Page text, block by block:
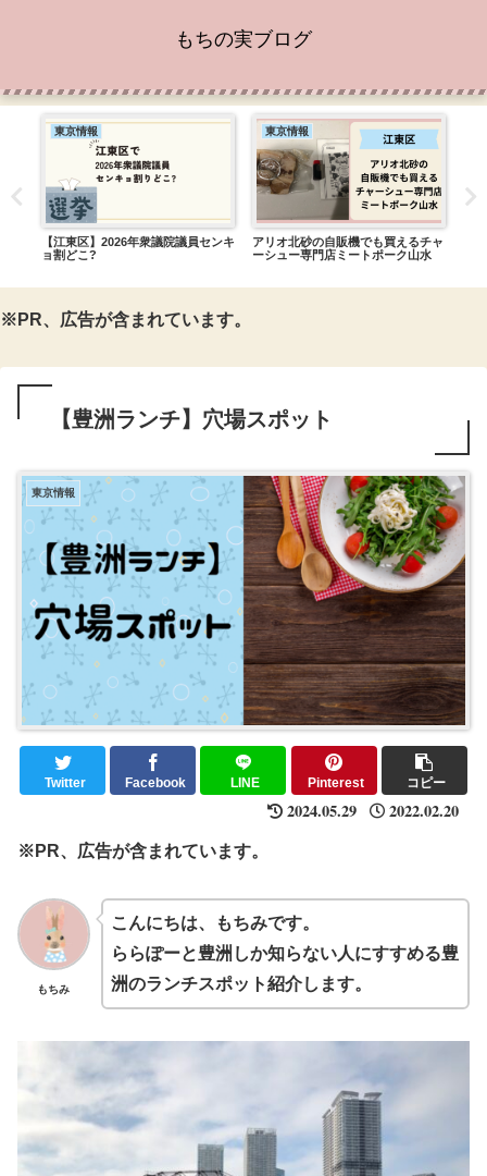
もちの実ブログ
東京情報
【江東区】2026年衆議院議員センキ
ョ割どこ?
東京情報
アリオ北砂の自販機でも買えるチャ
ーシュー専門店ミートポーク山水
※PR、広告が含まれています。
【豊洲ランチ】穴場スポット
東京情報
Twitter Facebook LINE Pinterest コピー
2024.05.29 2022.02.20
※PR、広告が含まれています。
もちみ
こんにちは、もちみです。
ららぽーと豊洲しか知らない人にすすめる豊
洲のランチスポット紹介します。